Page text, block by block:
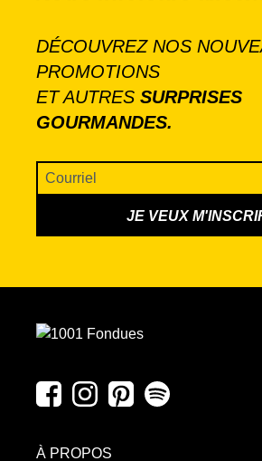
À PROPOS
DÉCOUVREZ NOS
PROMOTIONS
ET AUTRES SURPRISES
GOURMANDES.